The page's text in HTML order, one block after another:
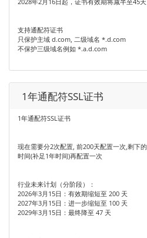
支持通配符证书
只保护主域 d.com, 二级域名 *.d.com
不保护三级域名例如 *.a.d.com
1年通配符SSL证书
1年通配符SSL证书
现在需要分2次配置, 前200天配置一次,剩下的
时间(补足1年时间)再配置一次
行业未来计划‌（分阶段）：
‌2026年3月15日‌：有效期缩短至 ‌200 天‌
‌2027年3月15日‌：进一步缩短至 ‌100 天‌
‌2029年3月15日‌：最终降至 ‌47 天‌ ‌